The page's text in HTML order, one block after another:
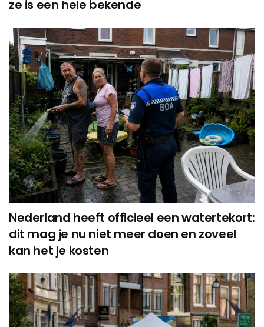
ze is een hele bekende
Nederland heeft officieel een watertekort:
dit mag je nu niet meer doen en zoveel
kan het je kosten